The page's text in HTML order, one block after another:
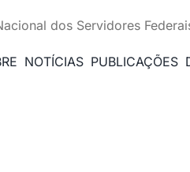
dos Servidores
NOTÍCIAS PUBLICAÇÕES